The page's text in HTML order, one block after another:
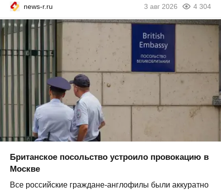
news-r.ru 3 авг 2026 4 304
Британское посольство устроило провокацию в
Москве
Все российские граждане-англофилы были аккуратно